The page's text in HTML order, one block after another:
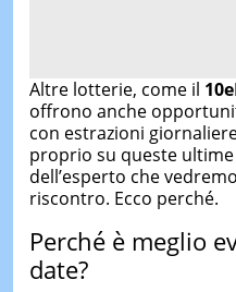
Altre lotterie, come il
offrono anche
con estrazioni
proprio su queste
dell’esperto che
riscontro. Ecco perché.
Perché è meglio
date?